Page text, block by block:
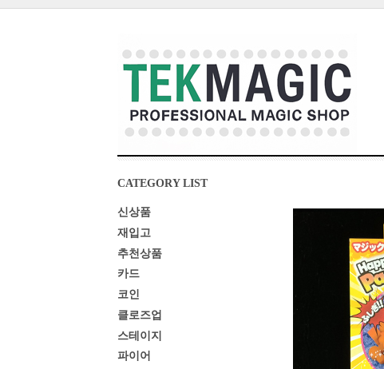
CATEGORY LIST
신상품
재입고
추천상품
카드
코인
클로즈업
스테이지
파이어